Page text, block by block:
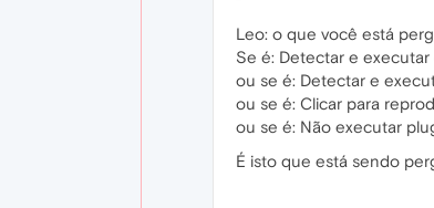
Leo: o que você está
Se é: Detectar e
ou se é: Detectar e
ou se é: Clicar para
ou se é: Não executar
É isto que está sendo